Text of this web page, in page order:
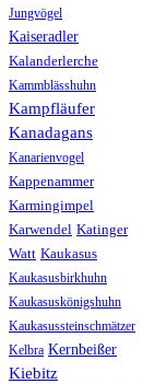
Jungvögel
Kaiseradler
Kalanderlerche
Kammblässhuhn
Kampfläufer
Kanadagans
Kanarienvogel
Kappenammer
Karmingimpel
Karwendel Katinger
Watt Kaukasus
Kaukasusbirkhuhn
Kaukasuskönigshuhn
Kaukasussteinschmätzer
Kelbra Kernbeißer
Kiebitz